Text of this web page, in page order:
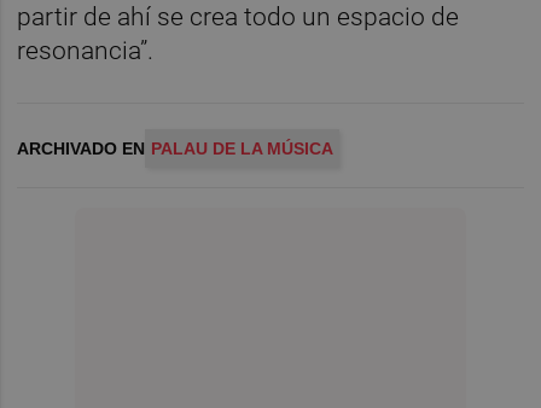
partir de ahí se crea todo un espacio de
resonancia”.
ARCHIVADO EN PALAU DE LA MÚSICA